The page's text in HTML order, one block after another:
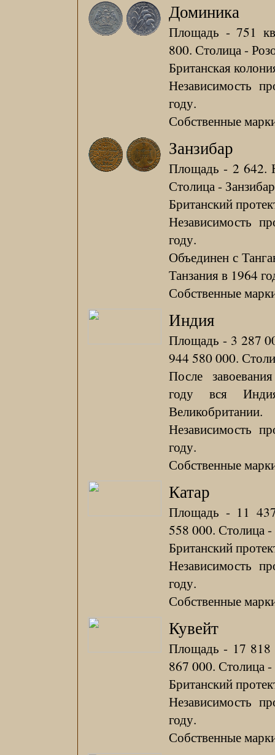
Доминика
Площадь - 751
800. Столица -
Британская
Независимость
году.
Собственные
Занзибар
Площадь - 2 642.
Столица -
Британский
Независимость
году.
Объединен с
Танзания в 1964
Собственные
Индия
Площадь - 3 287
944 580 000.
После
году вся
Великобритании.
Независимость
году.
Собственные
Катар
Площадь - 11
558 000. Столица
Британский
Независимость
году.
Собственные
Кувейт
Площадь - 17 818
867 000. Столица
Британский
Независимость
году.
Собственные